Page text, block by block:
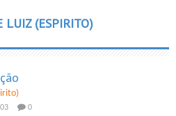
LUIZ (ESPIRITO)
0